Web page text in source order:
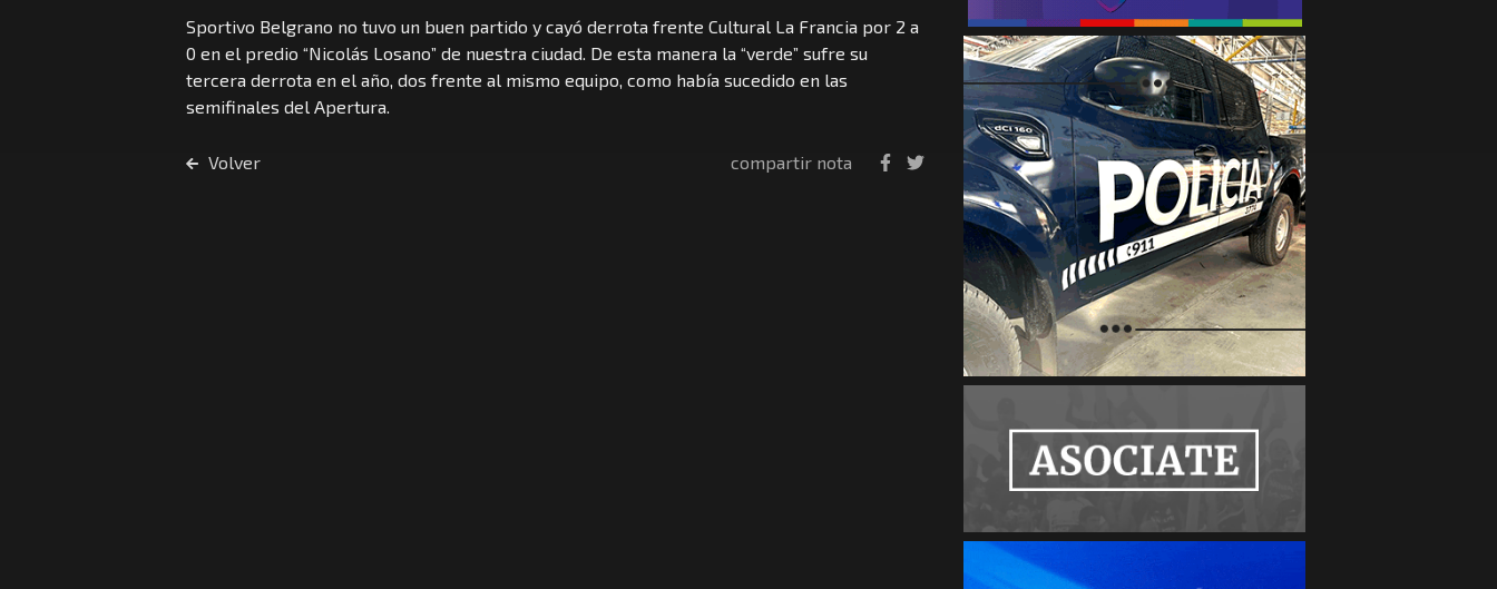
Sportivo Belgrano no tuvo un buen partido y cayó derrota frente Cultural La Francia por 2 a
0 en el predio “Nicolás Losano” de nuestra ciudad. De esta manera la “verde” sufre su
tercera derrota en el año, dos frente al mismo equipo, como había sucedido en las
semifinales del Apertura.
Volver compartir nota